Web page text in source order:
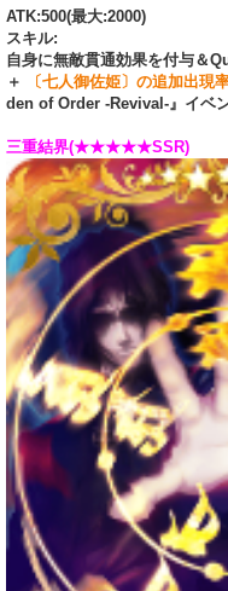
ATK:500(最大:2000)
スキル:
自身に無敵貫通効果を付与＆
＋
〔七人御佐姫〕の追加出現
den of Order -Revival-』イベン
三重結界(★★★★★SSR)